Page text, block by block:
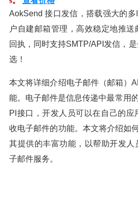
AokSend 接口发信，搭载强大的
户自建邮箱管理，高效稳定地推
回执，同时支持SMTP/API发信，
选！
本文将详细介绍电子邮件（邮箱）
能。电子邮件是信息传递中最常用
PI接口，开发人员可以在自己的
收电子邮件的功能。本文将介绍如
其提供的丰富功能，以帮助开发人
子邮件服务。